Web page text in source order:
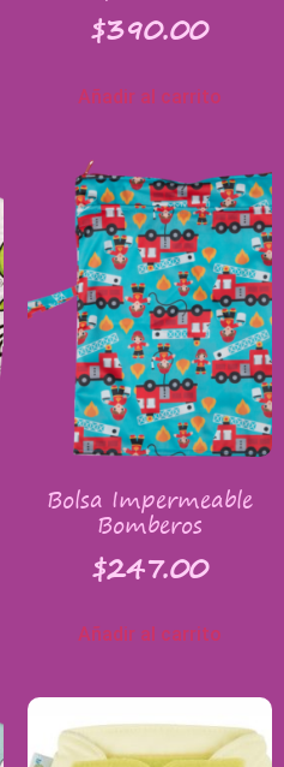
$390.00
Añadir al carrito
Bolsa Impermeable
Bomberos
$247.00
Añadir al carrito